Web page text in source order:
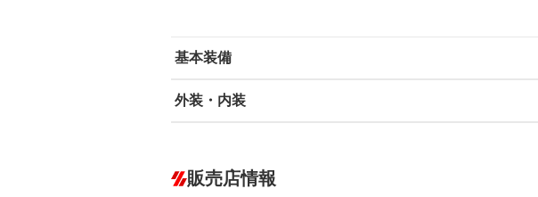
基本装備
エアバッグ：運転席/助手席/サイド
－ ダウンヒルアシストコントロール
外装・内装
オーディオ：CDまたはCDチェンジャー／ミュージック
プレイヤー接続可／ミュージックサーバー
販売店情報